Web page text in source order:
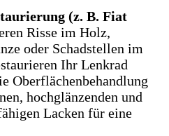
(z. B. Fiat
Risse im Holz,
oder Schadstellen im
Ihr Lenkrad
Oberflächenbehandlung
hochglänzenden und
Lacken für eine